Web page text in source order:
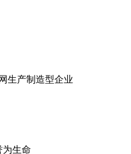
生产制造型企业
为生命